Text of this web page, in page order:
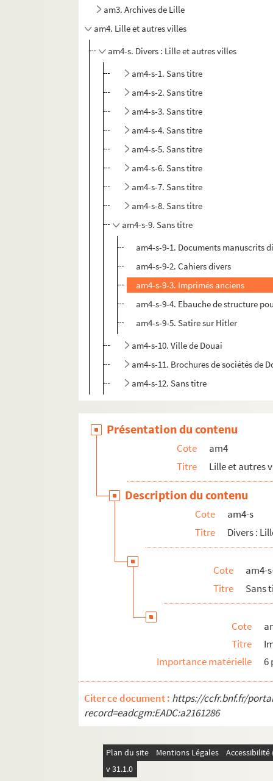
am3. Archives de Lille
am4. Lille et autres villes
am4-s. Divers : Lille et autres villes
am4-s-1. Sans titre
am4-s-2. Sans titre
am4-s-3. Sans titre
am4-s-4. Sans titre
am4-s-5. Sans titre
am4-s-6. Sans titre
am4-s-7. Sans titre
am4-s-8. Sans titre
am4-s-9. Sans titre
am4-s-9-1. Documents manuscrits
am4-s-9-2. Cahiers divers
am4-s-9-3. Imprimés anciens
am4-s-9-4. Ebauche de structure
am4-s-9-5. Satire sur Hitler
am4-s-10. Ville de Douai
am4-s-11. Brochures de sociétés de
am4-s-12. Sans titre
Présentation du contenu
Cote
am4
Titre
Lille et autres
Description du contenu
Cote
am4-s
Titre
Divers :
Cote
am4-
Titre
Sans
Cote
Titre
Importance matérielle
6
Citer ce document : https://ccfr.bnf.fr/
record=eadcgm:EADC:a2161286
Plan du site Mentions Légales
v 31.1.0